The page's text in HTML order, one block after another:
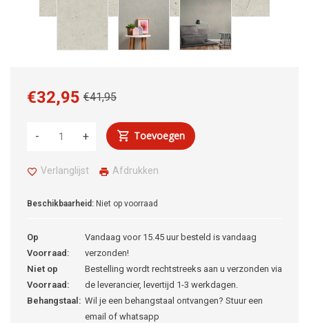
€41,95
€32,95
+
- Toevoegen
Verlanglijst Afdrukken
Beschikbaarheid: Niet op voorraad
Op
Voorraad:
Vandaag voor 15.45 uur besteld is vandaag
verzonden!
Niet op
Voorraad:
Bestelling wordt rechtstreeks aan u verzonden via
de leverancier, levertijd 1-3 werkdagen.
Behangstaal: Wil je een behangstaal ontvangen? Stuur een
email of whatsapp